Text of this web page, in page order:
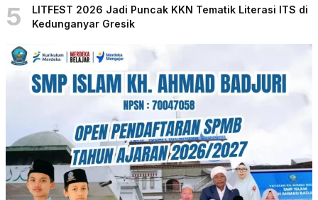
5
LITFEST 2026 Jadi Puncak KKN Tematik Literasi ITS di
Kedunganyar Gresik